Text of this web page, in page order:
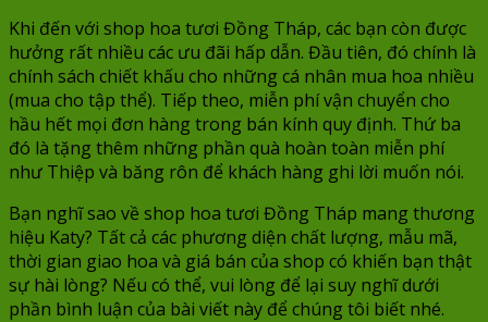
Khi đến với shop hoa tươi Đồng Tháp, các bạn còn được
hưởng rất nhiều các ưu đãi hấp dẫn. Đầu tiên, đó chính là
chính sách chiết khấu cho những cá nhân mua hoa nhiều
(mua cho tập thể). Tiếp theo, miễn phí vận chuyển cho
hầu hết mọi đơn hàng trong bán kính quy định. Thứ ba
đó là tặng thêm những phần quà hoàn toàn miễn phí
như Thiệp và băng rôn để khách hàng ghi lời muốn nói.
Bạn nghĩ sao về shop hoa tươi Đồng Tháp mang thương
hiệu Katy? Tất cả các phương diện chất lượng, mẫu mã,
thời gian giao hoa và giá bán của shop có khiến bạn thật
sự hài lòng? Nếu có thể, vui lòng để lại suy nghĩ dưới
phần bình luận của bài viết này để chúng tôi biết nhé.